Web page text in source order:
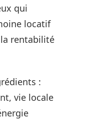
qui
locatif
rentabilité
:
vie locale